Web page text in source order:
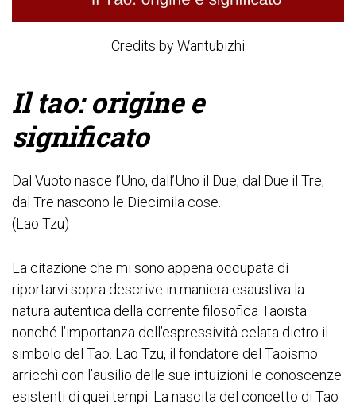
Credits by Wantubizhi
Il tao: origine e
significato
Dal Vuoto nasce l’Uno, dall’Uno il Due, dal Due il Tre,
dal Tre nascono le Diecimila cose.
(Lao Tzu)
La citazione che mi sono appena occupata di
riportarvi sopra descrive in maniera esaustiva la
natura autentica della corrente filosofica Taoista
nonché l’importanza dell’espressività celata dietro il
simbolo del Tao. Lao Tzu, il fondatore del Taoismo
arricchì con l’ausilio delle sue intuizioni le conoscenze
esistenti di quei tempi. La nascita del concetto di Tao